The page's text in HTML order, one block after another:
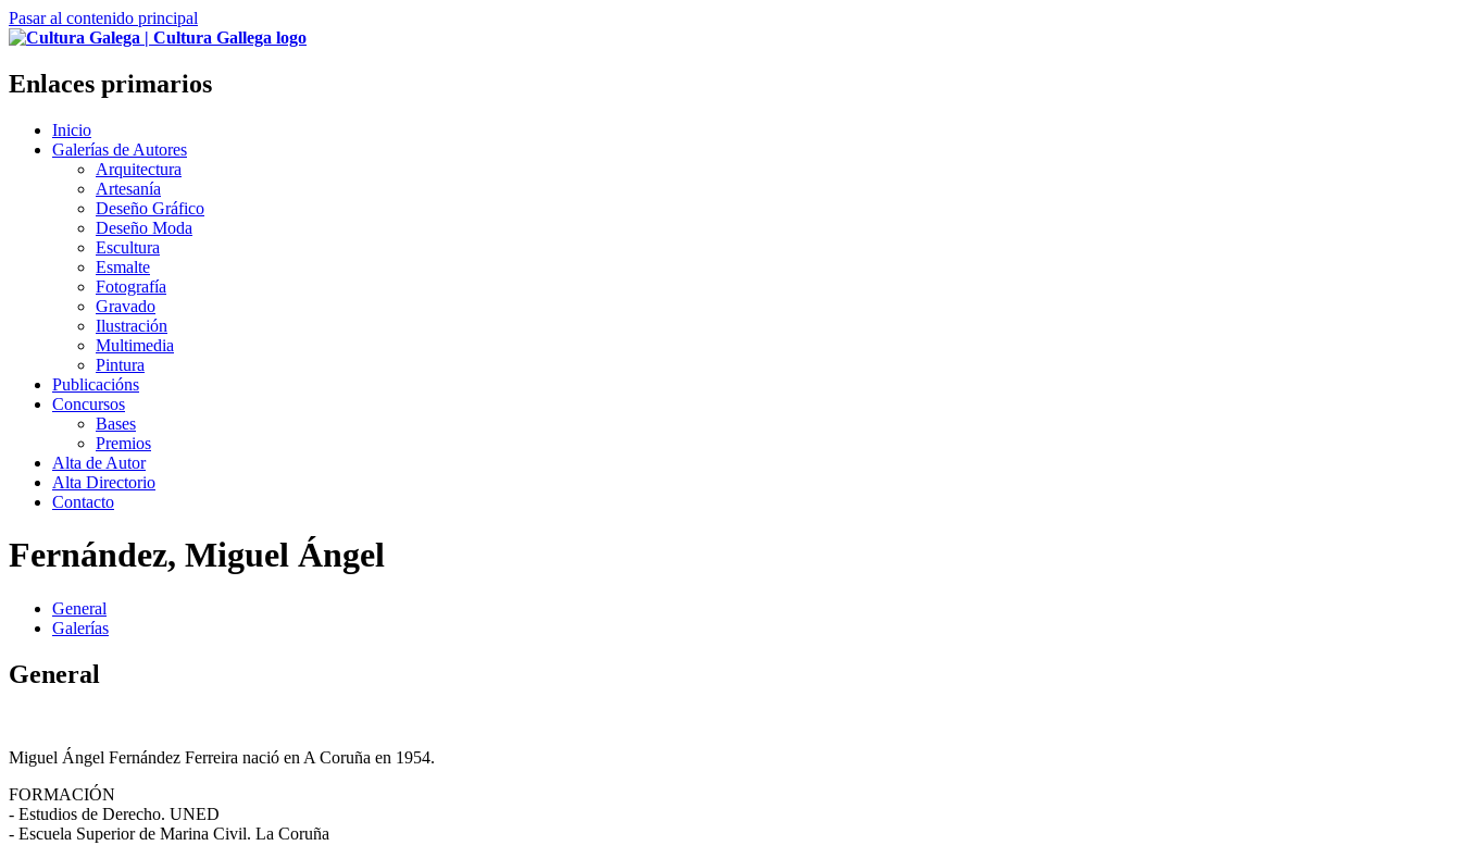
Pasar al contenido principal
Enlaces primarios
Inicio
Galerías de Autores
Arquitectura
Artesanía
Deseño Gráfico
Deseño Moda
Escultura
Esmalte
Fotografía
Gravado
Ilustración
Multimedia
Pintura
Publicacións
Concursos
Bases
Premios
Alta de Autor
Alta Directorio
Contacto
Fernández, Miguel Ángel
General
Galerías
General
Miguel Ángel Fernández Ferreira nació en A Coruña en 1954.
FORMACIÓN
- Estudios de Derecho. UNED
- Escuela Superior de Marina Civil. La Coruña